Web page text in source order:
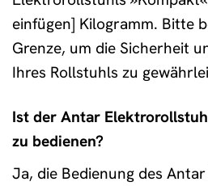
einfügen] Kilogramm. Bitte
Grenze, um die Sicherheit
Ihres Rollstuhls zu
Ist der Antar
zu bedienen?
Ja, die Bedienung des